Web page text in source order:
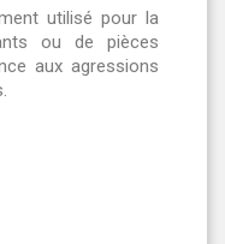
utilisé pour la
ou de pièces
aux agressions